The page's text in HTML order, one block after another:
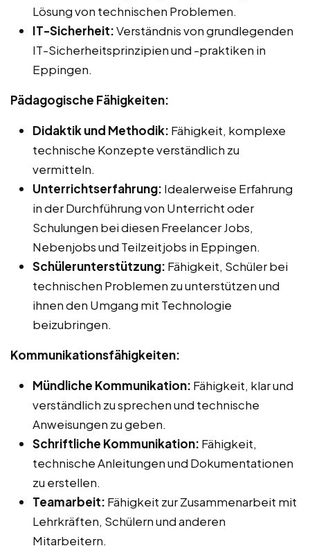
Lösung von technischen Problemen.
IT-Sicherheit:Verständnis von grundlegenden
IT-Sicherheitsprinzipien und -praktiken in
Eppingen.
Pädagogische Fähigkeiten:
Didaktik und Methodik: Fähigkeit, komplexe
technische Konzepte verständlich zu
vermitteln.
Unterrichtserfahrung: Idealerweise Erfahrung
in der Durchführung von Unterricht oder
Schulungen bei diesen Freelancer Jobs,
Nebenjobs und Teilzeitjobs in Eppingen.
Schülerunterstützung: Fähigkeit, Schüler bei
technischen Problemen zu unterstützen und
ihnen den Umgang mit Technologie
beizubringen.
Kommunikationsfähigkeiten:
Mündliche Kommunikation: Fähigkeit, klar und
verständlich zu sprechen und technische
Anweisungen zu geben.
Schriftliche Kommunikation: Fähigkeit,
technische Anleitungen und Dokumentationen
zu erstellen.
Teamarbeit: Fähigkeit zur Zusammenarbeit mit
Lehrkräften, Schülern und anderen
Mitarbeitern.